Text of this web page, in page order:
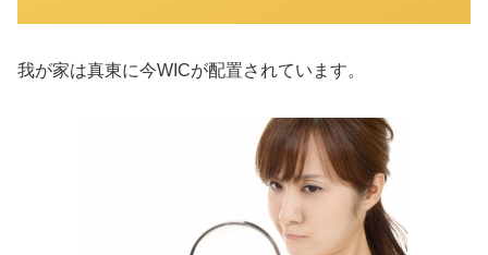
我が家は真東に今WICが配置されています。